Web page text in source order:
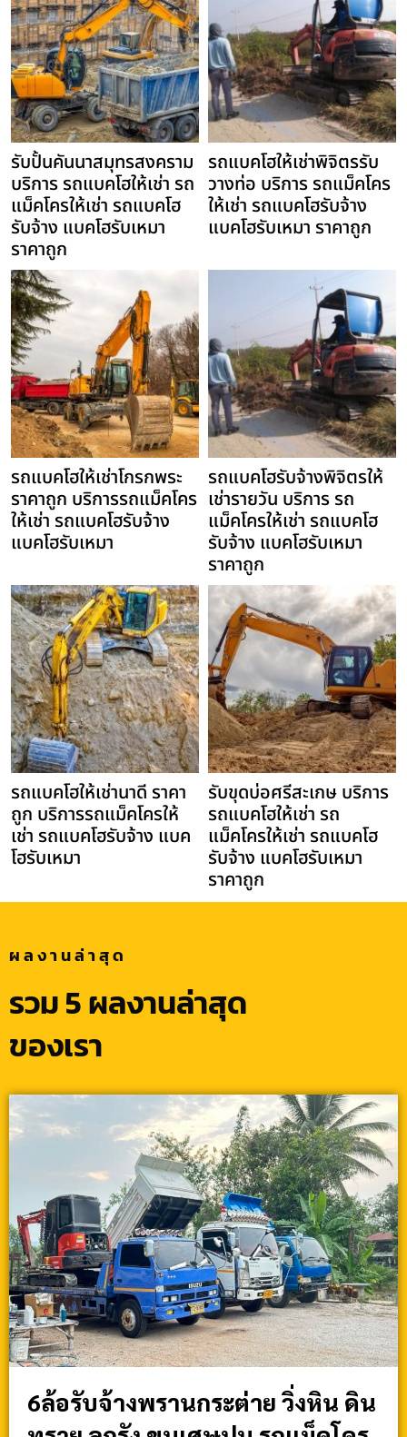
รับปั้นคันนาสมุทรสงคราม
บริการ รถแบคโฮให้เช่า รถ
แม็คโครให้เช่า รถแบคโฮ
รับจ้าง แบคโฮรับเหมา
ราคาถูก
รถแบคโฮให้เช่าพิจิตรรับ
วางท่อ บริการ รถแม็คโคร
ให้เช่า รถแบคโฮรับจ้าง
แบคโฮรับเหมา ราคาถูก
รถแบคโฮให้เช่าโกรกพระ
ราคาถูก บริการรถแม็คโคร
ให้เช่า รถแบคโฮรับจ้าง
แบคโฮรับเหมา
รถแบคโฮรับจ้างพิจิตรให้
เช่ารายวัน บริการ รถ
แม็คโครให้เช่า รถแบคโฮ
รับจ้าง แบคโฮรับเหมา
ราคาถูก
รถแบคโฮให้เช่านาดี ราคา
ถูก บริการรถแม็คโครให้
เช่า รถแบคโฮรับจ้าง แบค
โฮรับเหมา
รับขุดบ่อศรีสะเกษ บริการ
รถแบคโฮให้เช่า รถ
แม็คโครให้เช่า รถแบคโฮ
รับจ้าง แบคโฮรับเหมา
ราคาถูก
ผลงานล่าสุด
รวม 5 ผลงานล่าสุด
ของเรา
6ล้อรับจ้างพรานกระต่าย วิ่งหิน ดิน